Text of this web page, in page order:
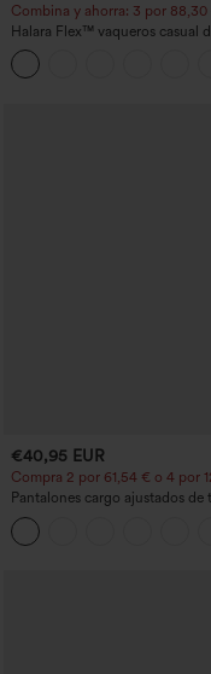
Combina y ahorra: 3 por 88,30
Halara Flex™ vaqueros casual
alto con bolsillos, estilo baggy
ancha, efecto lavado
€40,95 EUR
Compra 2 por 61,54 € o 4 por
Pantalones cargo ajustados de
con múltiples bolsillos y
botones